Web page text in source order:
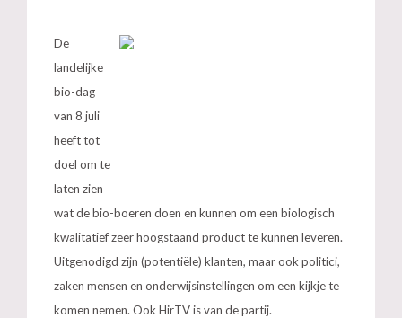
De
landelijke
bio-dag
van 8 juli
heeft tot
doel om te
laten zien
wat de bio-boeren doen en kunnen om een biologisch
kwalitatief zeer hoogstaand product te kunnen leveren.
Uitgenodigd zijn (potentiële) klanten, maar ook politici,
zaken mensen en onderwijsinstellingen om een kijkje te
komen nemen. Ook HirTV is van de partij.